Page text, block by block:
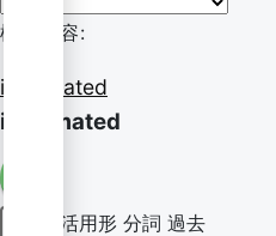
検索内容:
informated
informated
活用形 分詞 過去